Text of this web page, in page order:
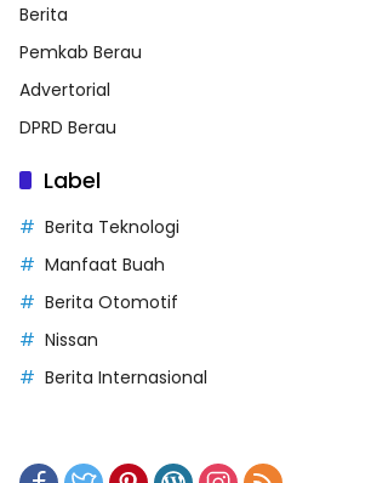
Berita
Pemkab Berau
Advertorial
DPRD Berau
Label
Berita Teknologi
Manfaat Buah
Berita Otomotif
Nissan
Berita Internasional